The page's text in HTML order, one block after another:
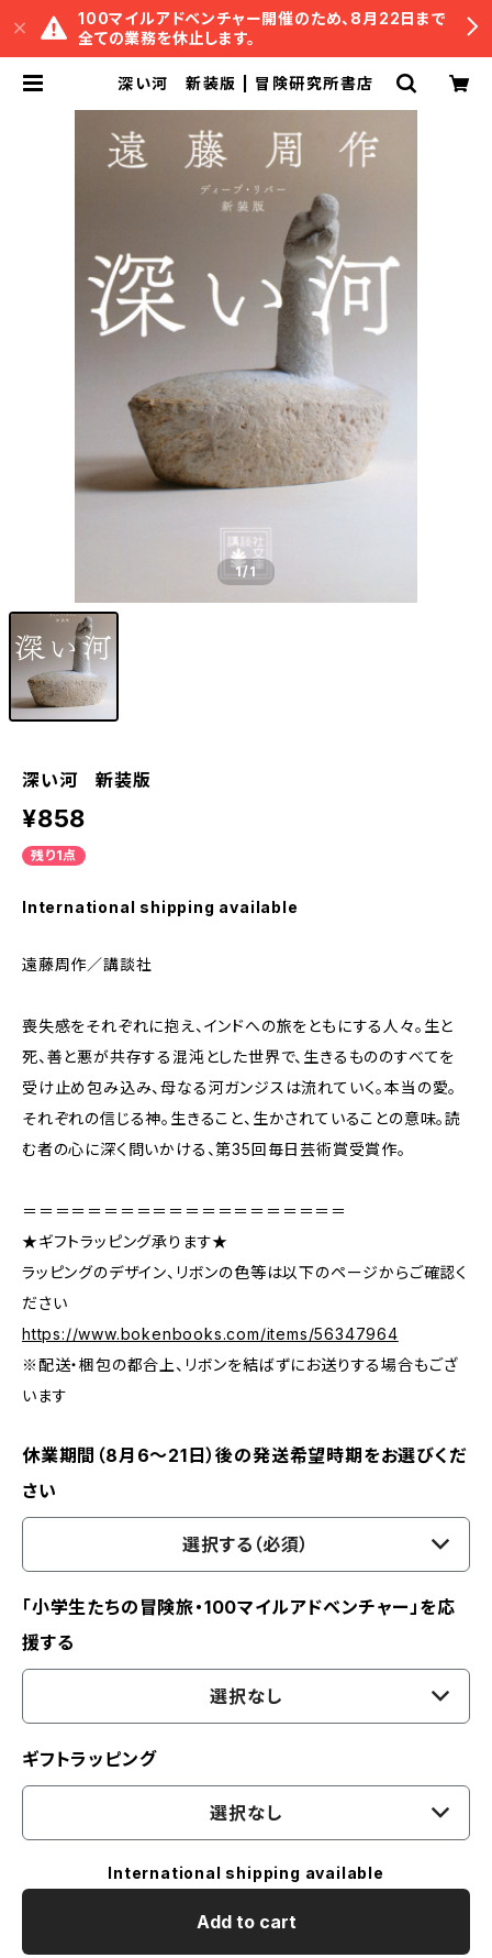
100マイルアドベンチャー開催のため、8月22日まで
全ての業務を休止します。
深い河 新装版 | 冒険研究所書店
1/1
深い河 新装版
¥858
残り1点
International shipping available
遠藤周作／講談社
喪失感をそれぞれに抱え、インドへの旅をともにする人々。生と
死、善と悪が共存する混沌とした世界で、生きるもののすべてを
受け止め包み込み、母なる河ガンジスは流れていく。本当の愛。
それぞれの信じる神。生きること、生かされていることの意味。読
む者の心に深く問いかける、第35回毎日芸術賞受賞作。
＝＝＝＝＝＝＝＝＝＝＝＝＝＝＝＝＝＝＝＝
★ギフトラッピング承ります★
ラッピングのデザイン、リボンの色等は以下のページからご確認く
ださい
https://www.bokenbooks.com/items/56347964
※配送・梱包の都合上、リボンを結ばずにお送りする場合もござ
います
休業期間（8月6〜21日）後の発送希望時期をお選びくだ
さい
選択する（必須）
「小学生たちの冒険旅・100マイルアドベンチャー」を応
援する
選択なし
ギフトラッピング
選択なし
International shipping available
Add to cart